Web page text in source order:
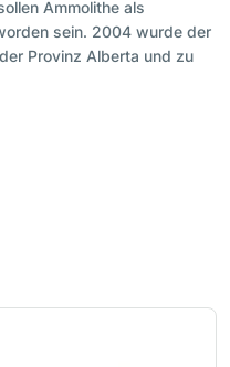
Ammolithe als
sein. 2004 wurde der
Provinz Alberta und zu